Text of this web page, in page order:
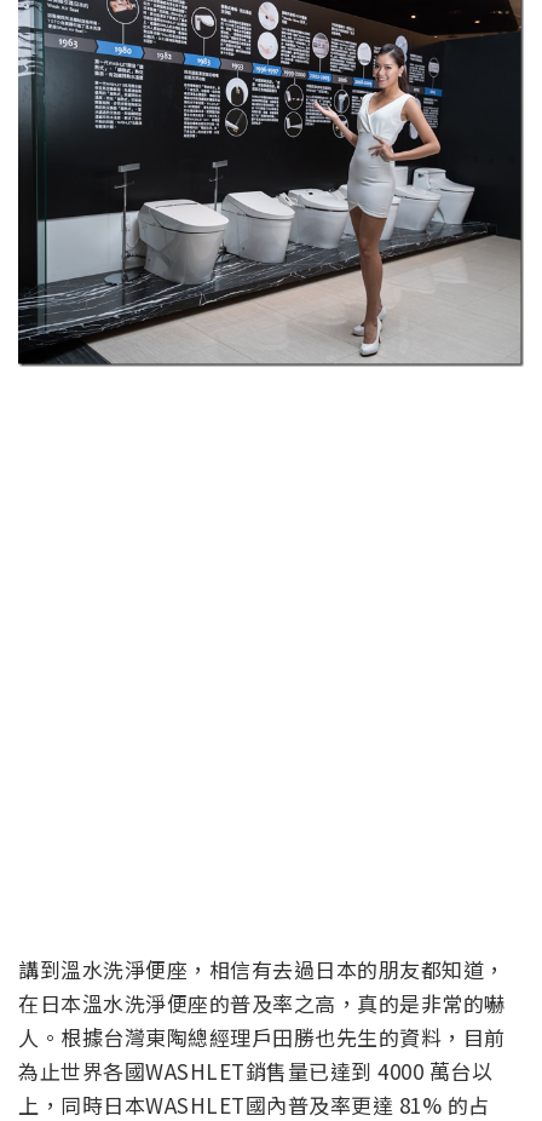
講到溫水洗淨便座，相信有去過日本的朋友都知道，
在日本溫水洗淨便座的普及率之高，真的是非常的嚇
人。根據台灣東陶總經理戶田勝也先生的資料，目前
為止世界各國WASHLET銷售量已達到 4000 萬台以
上，同時日本WASHLET國內普及率更達 81% 的占